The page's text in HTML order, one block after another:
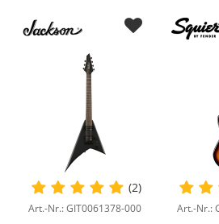
(2)
Art.-Nr.: GIT0061378-000 Art.-Nr.: